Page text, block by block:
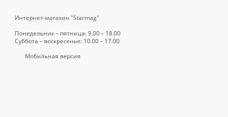
Интернет-магазин "Starmag"
Понедельник – пятница: 9.00 – 18.00
Суббота – воскресенье: 10.00 – 17.00
Мобильная версия